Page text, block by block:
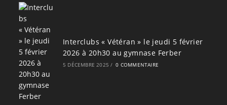
Interclubs « Vétéran » le jeudi 5 février
2026 à 20h30 au gymnase Ferber
5 DÉCEMBRE 2025 / 0 COMMENTAIRE